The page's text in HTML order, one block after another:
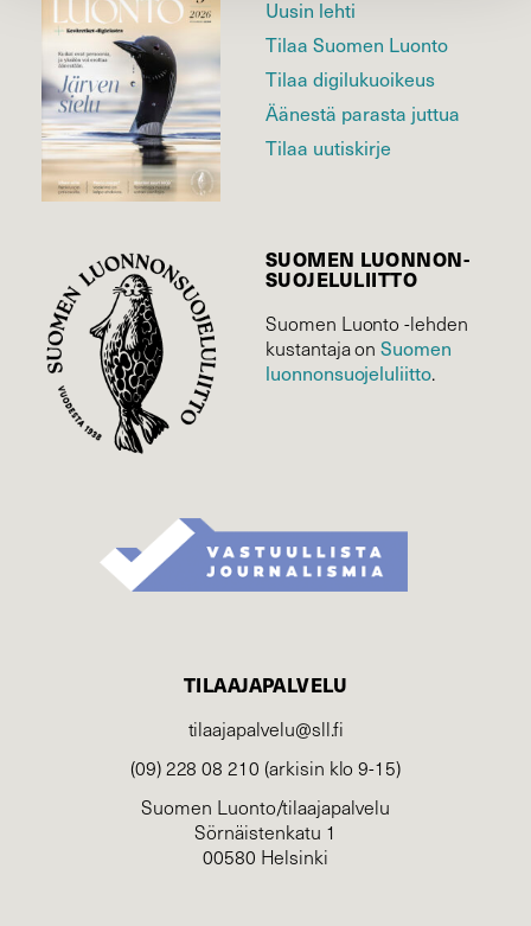
Uusin lehti
Tilaa Suomen Luonto
Tilaa digilukuoikeus
Äänestä parasta juttua
Tilaa uutiskirje
SUOMEN LUONNON­
SUOJELU­LIITTO
Suomen Luonto -lehden
kustantaja onSuomen
luonnonsuojelu­liitto.
TILAAJAPALVELU
tilaajapalvelu@sll.fi
(09) 228 08 210 (arkisin klo 9-15)
Suomen Luonto/tilaajapalvelu
Sörnäistenkatu 1
00580 Helsinki